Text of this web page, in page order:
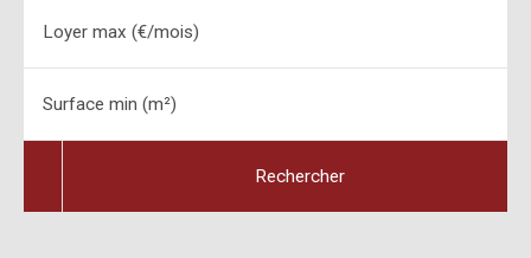
Loyer max (€/mois)
Surface min (m²)
Rechercher